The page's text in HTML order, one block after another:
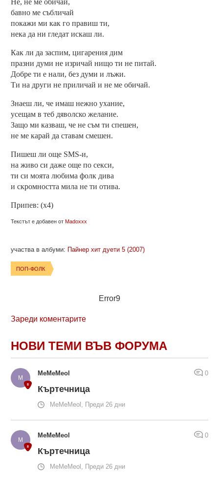
Не, не ме обичай,
бавно ме събличай
покажи ми как го правиш ти,
нека да ни гледат искаш ли.
Как ли да заспим, цигарения дим
празни думи не изричай нищо ти не питай.
Добре ти е нали, без думи и лъжи.
Ти на други не приличай и не ме обичай.
Знаеш ли, че имаш нежно ухание,
усещам в теб дяволско желание.
Защо ми казваш, че не съм ти спешен,
не ме карай да ставам смешен.
Пишеш ли още SMS-и,
на живо си даже още по секси,
ти си моята любима фолк дива
и скромността мила не ти отива.
Припев: (х4)
Текстът е добавен отMadoxxx
участва в албуми: Пайнер хит дуети 5 (2007)
ПОП-ФОЛК
Error9
Зареди коментарите
НОВИ ТЕМИ ВЪВ ФОРУМА
MeMeMeol 0
Къртечница
MeMeMeol, Преди 26 дни
MeMeMeol 0
Къртечница
MeMeMeol, Преди 26 дни